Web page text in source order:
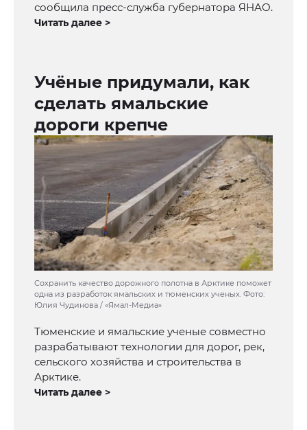
сообщила пресс-служба губернатора ЯНАО.
Читать далее >
Учёные придумали, как
сделать ямальские
дороги крепче
Сохранить качество дорожного полотна в Арктике поможет
одна из разработок ямальских и тюменских ученых. Фото:
Юлия Чудинова / «Ямал-Медиа»
Тюменские и ямальские ученые совместно
разрабатывают технологии для дорог, рек,
сельского хозяйства и строительства в
Арктике.
Читать далее >